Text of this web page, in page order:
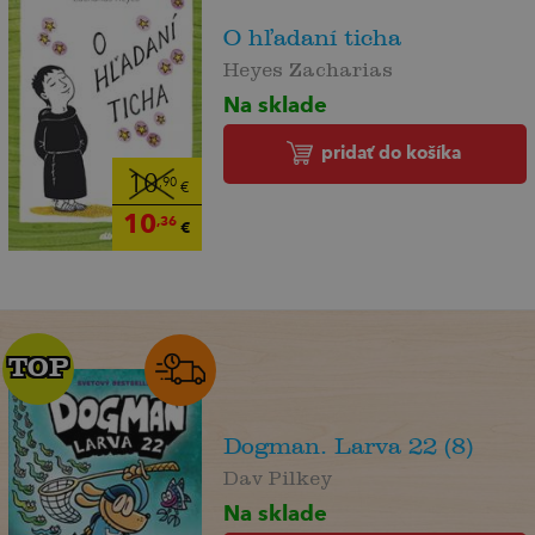
10,90€
10,36€
O hľadaní ticha
Heyes Zacharias
Na sklade
pridať do košíka
TOP
TOP
Dogman. Larva 22 (8)
Dav Pilkey
Na sklade